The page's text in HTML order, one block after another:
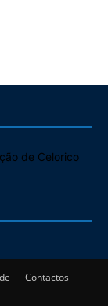
de Celorico
Contactos